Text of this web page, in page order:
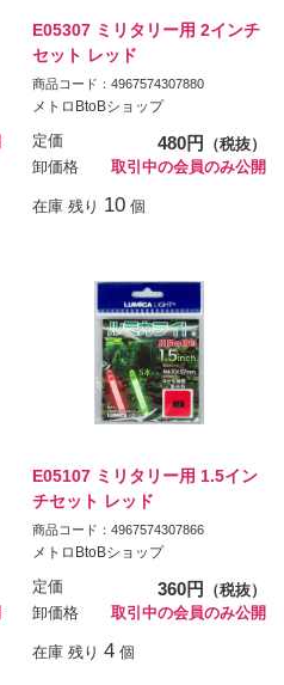
E05307 ミリタリー用 2インチ
セット レッド
商品コード：4967574307880
メトロBtoBショップ
定価 480円
（税抜）
卸価格
取引中の会員のみ公開
在庫 残り 10 個
E05107 ミリタリー用 1.5イン
チセット レッド
商品コード：4967574307866
メトロBtoBショップ
定価 360円
（税抜）
卸価格
取引中の会員のみ公開
在庫 残り 4 個